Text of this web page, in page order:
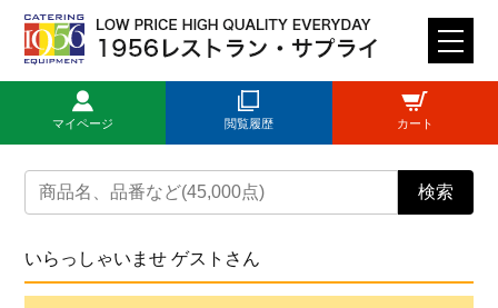
M
E
U
検索
マイページ 閲覧履歴 カート
トップページ
新規登録
いらっしゃいませ ゲストさん